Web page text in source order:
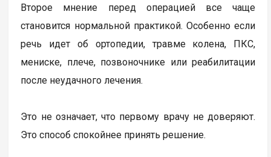
Второе мнение перед операцией все чаще
становится нормальной практикой. Особенно если
речь идет об ортопедии, травме колена, ПКС,
мениске, плече, позвоночнике или реабилитации
после неудачного лечения.
Это не означает, что первому врачу не доверяют.
Это способ спокойнее принять решение.